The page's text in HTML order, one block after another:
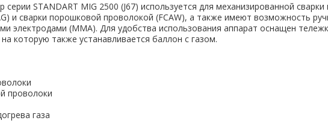
STANDART MIG 2500 (J67) используется для механизированной сварки
и сварки порошковой проволокой (FCAW), а также имеют возможность
электродами (ММА). Для удобства использования аппарат оснащен
которую также устанавливается баллон с газом.
проволоки
газа